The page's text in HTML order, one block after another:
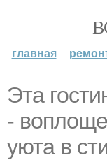
главная
Эта
-
уюта в